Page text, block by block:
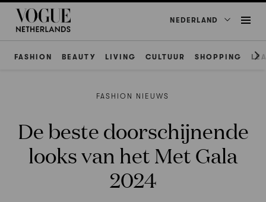
NEDERLAND
FASHION BEAUTY LIVING CULTUUR SHOPPING
FASHION NIEUWS
De beste doorschijnende
looks van het Met Gala
2024